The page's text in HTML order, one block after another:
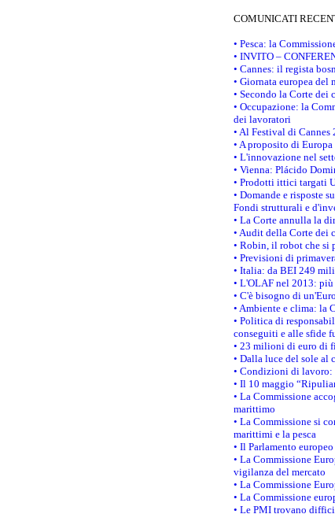
COMUNICATI
• Pesca: la
• INVITO –
• Cannes: il regista
• Giornata europea del
• Secondo la Corte
• Occupazione: la
dei lavoratori
• Al Festival di
• A proposito di
• L'innovazione nel
• Vienna: Plácido
• Prodotti ittici targati
• Domande e risposte
Fondi strutturali e
• La Corte annulla la
• Audit della Corte dei
• Robin, il robot che si
• Previsioni di
• Italia: da BEI 249
• L'OLAF nel 2013:
• C'è bisogno di
• Ambiente e clima: la
• Politica di
conseguiti e alle sfide
• 23 milioni di euro di
• Dalla luce del sole al
• Condizioni di lavoro:
• Il 10 maggio
• La Commissione
marittimo
• La Commissione si
marittimi e la pesca
• Il Parlamento
• La Commissione
vigilanza del mercato
• La Commissione
• La Commissione
• Le PMI trovano